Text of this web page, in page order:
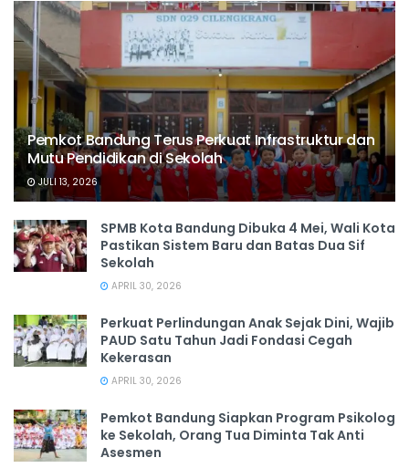
Pemkot Bandung Terus Perkuat Infrastruktur dan
Mutu Pendidikan di Sekolah
JULI 13, 2026
SPMB Kota Bandung Dibuka 4 Mei, Wali Kota
Pastikan Sistem Baru dan Batas Dua Sif
Sekolah
APRIL 30, 2026
Perkuat Perlindungan Anak Sejak Dini, Wajib
PAUD Satu Tahun Jadi Fondasi Cegah
Kekerasan
APRIL 30, 2026
Pemkot Bandung Siapkan Program Psikolog
ke Sekolah, Orang Tua Diminta Tak Anti
Asesmen